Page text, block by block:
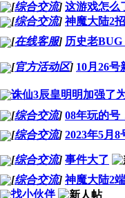
[综合交流] 这游戏怎么
[综合交流] 神魔大陆2
[在线客服] 历史老
[官方活动区] 10月26号
诛仙3辰皇明明加强了
[综合交流] 08年玩的号
[综合交流] 2023年5月8
[综合交流] 事件大了
[综合交流] 神魔大陆2
找小伙伴